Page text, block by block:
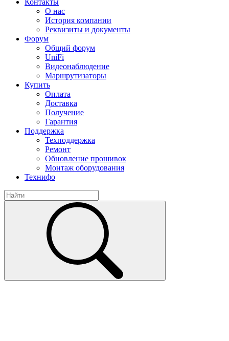
Контакты
О нас
История компании
Реквизиты и документы
Форум
Общий форум
UniFi
Видеонаблюдение
Маршрутизаторы
Купить
Оплата
Доставка
Получение
Гарантия
Поддержка
Техподдержка
Ремонт
Обновление прошивок
Монтаж оборудования
Технифо